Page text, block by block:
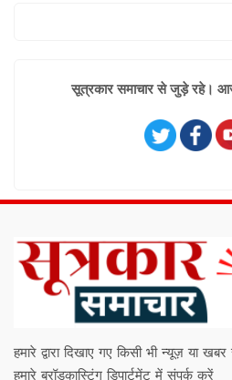
सूत्रकार समाचार से जुड़े रहे।
हमारे द्वारा दिखाए गए किसी भी न्यूज़ या
हमारे ब्रॉडकास्टिंग डिपार्टमेंट में संपर्क करें